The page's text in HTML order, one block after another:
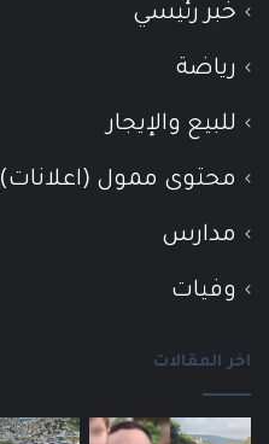
خبر رئيسي
رياضة
للبيع والإيجار
محتوى ممول (اعلانات)
مدارس
وفيات
اخر المقالات